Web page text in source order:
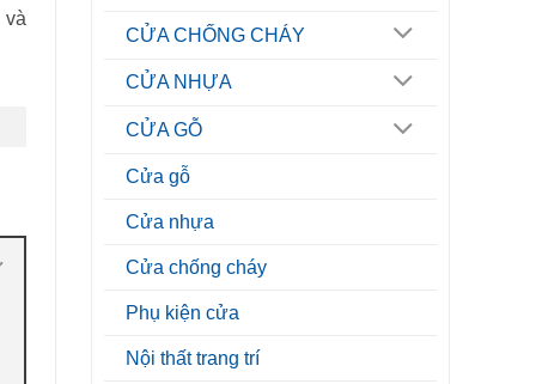
và
CỬA CHỐNG CHÁY
CỬA NHỰA
CỬA GỖ
Cửa gỗ
Cửa nhựa
Cửa chống cháy
Phụ kiện cửa
Nội thất trang trí